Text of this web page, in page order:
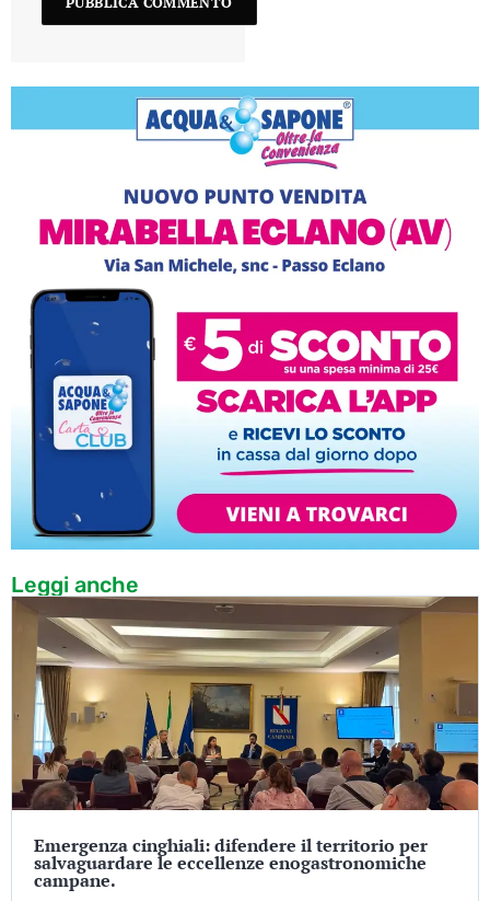
Leggi anche
Emergenza cinghiali: difendere il territorio per
salvaguardare le eccellenze enogastronomiche
campane.